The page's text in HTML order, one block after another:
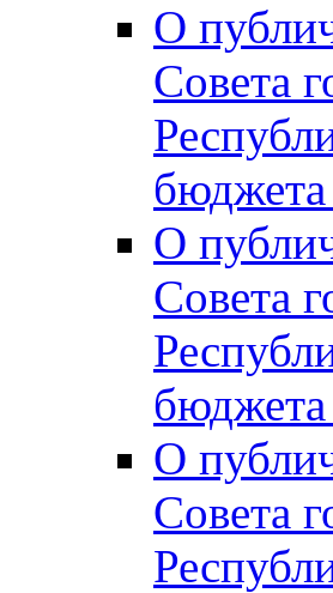
О
Совета
бюджета
О
Совета
бюджета
О
Совета